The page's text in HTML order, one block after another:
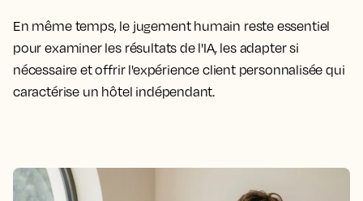
En même temps, le jugement humain reste essentiel
pour examiner les résultats de l'IA, les adapter si
nécessaire et offrir l'expérience client personnalisée qui
caractérise un hôtel indépendant.